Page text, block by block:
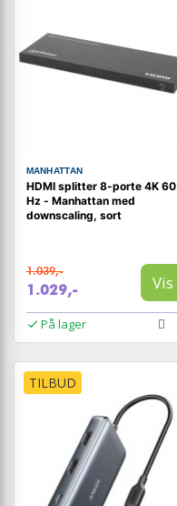
MANHATTAN
HDMI splitter 8-porte 4K 60
Hz - Manhattan med
downscaling, sort
1.039,-
1.029,- Vis
På lager
TILBUD